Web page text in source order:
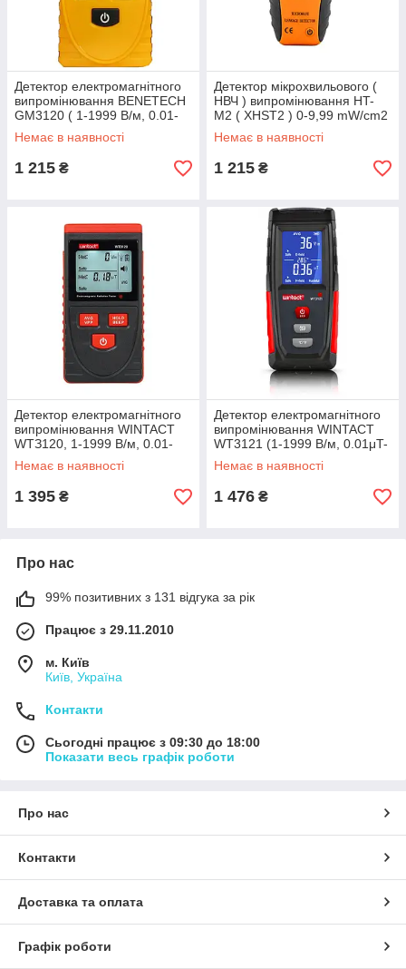
Детектор електромагнітного
випромінювання BENETECH
GM3120 ( 1-1999 В/м, 0.01-
19.99 μt)
Немає в наявності
1 215 ₴
Детектор мікрохвильового (
НВЧ ) випромінювання HT-
M2 ( XHST2 ) 0-9,99 mW/cm2
Немає в наявності
1 215 ₴
Детектор eлeктpoмaгнітнoгo
випpoмінювaння WINTACT
WTЗ120, 1-1999 B/м, 0.01-
99,99 μt, 0~50℃, 0~80%
Немає в наявності
1 395 ₴
Детектор електромагнітного
випромінювання WINTACT
WT3121 (1-1999 В/м, 0.01μT-
99.99μT)
Немає в наявності
1 476 ₴
Про нас
99% позитивних з 131 відгука за рік
Працює з 29.11.2010
м. Київ
Київ, Україна
Контакти
Сьогодні працює з 09:30 до 18:00
Показати весь графік роботи
Про нас
Контакти
Доставка та оплата
Графік роботи